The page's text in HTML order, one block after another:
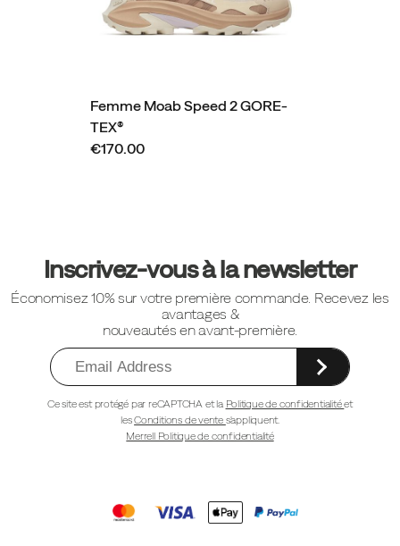
Femme Moab Speed 2 GORE-
TEX®
€170.00
pied
Inscrivez-vous à la newsletter
Économisez 10% sur votre première commande. Recevez les
avantages &
nouveautés en avant-première.
Ce site est protégé par reCAPTCHA et la Politique de confidentialitéet
lesConditions de vente s'appliquent.
Merrell Politique de confidentialité